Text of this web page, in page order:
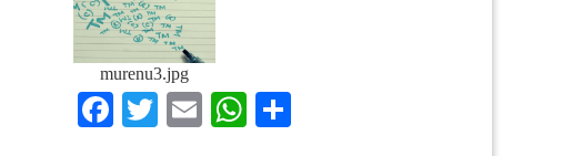
murenu3.jpg
Facebook
Twitter
EmailWhatsApp